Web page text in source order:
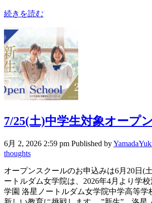
続きを読む
7/25(土)中学生対象オープ
6月 2, 2026 2:59 pm Published by
thoughts
オープンスクールのお申込みは6月20日(
ートルダム女学院は、2026年4月より学
学園 洛星ノートルダム女学院中学高等学